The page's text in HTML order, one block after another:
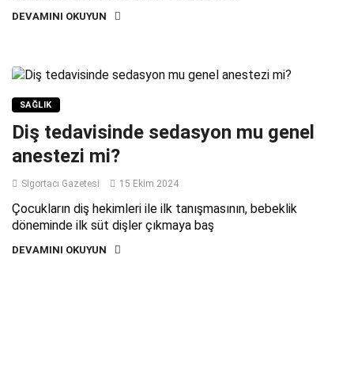
DEVAMINI OKUYUN
SAĞLIK
Diş tedavisinde sedasyon mu genel
anestezi mi?
Sigortacı Gazetesi 15 Ekim 2024
Çocukların diş hekimleri ile ilk tanışmasının, bebeklik
döneminde ilk süt dişler çıkmaya baş
DEVAMINI OKUYUN